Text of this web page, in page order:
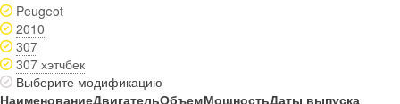
Peugeot
2010
307
307 хэтчбек
Выберите модификацию
НаименованиеДвигательОбъемМощностьДаты выпуска